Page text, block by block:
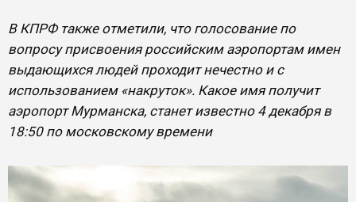
В КПРФ также отметили, что голосование по
вопросу присвоения российским аэропортам имен
выдающихся людей проходит нечестно и с
использованием «накруток». Какое имя получит
аэропорт Мурманска, станет известно 4 декабря в
18:50 по московскому времени